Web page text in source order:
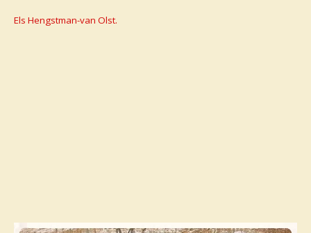
Els Hengstman-van Olst.